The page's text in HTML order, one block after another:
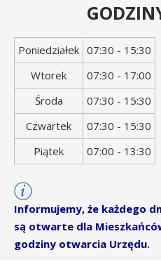
Dzień
tygodnia
Godziny
otwarcia
Poniedziałek 07:30 - 15:30
Wtorek
07:30 - 17:00
Środa
07:30 - 15:30
Czwartek
07:30 - 15:30
Piątek
07:00 - 13:30
Informujemy, że każdego
są otwarte dla
godziny otwarcia Urzędu.